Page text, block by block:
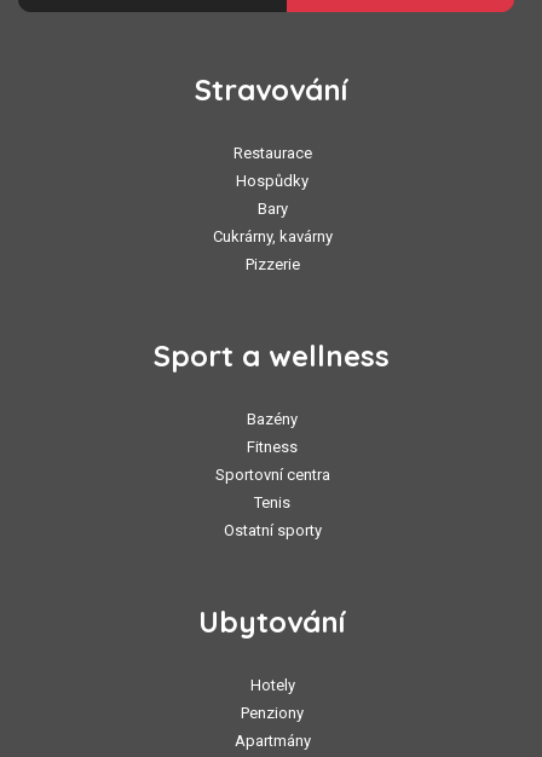
Stravování
Restaurace
Hospůdky
Bary
Cukrárny, kavárny
Pizzerie
Sport a wellness
Bazény
Fitness
Sportovní centra
Tenis
Ostatní sporty
Ubytování
Hotely
Penziony
Apartmány